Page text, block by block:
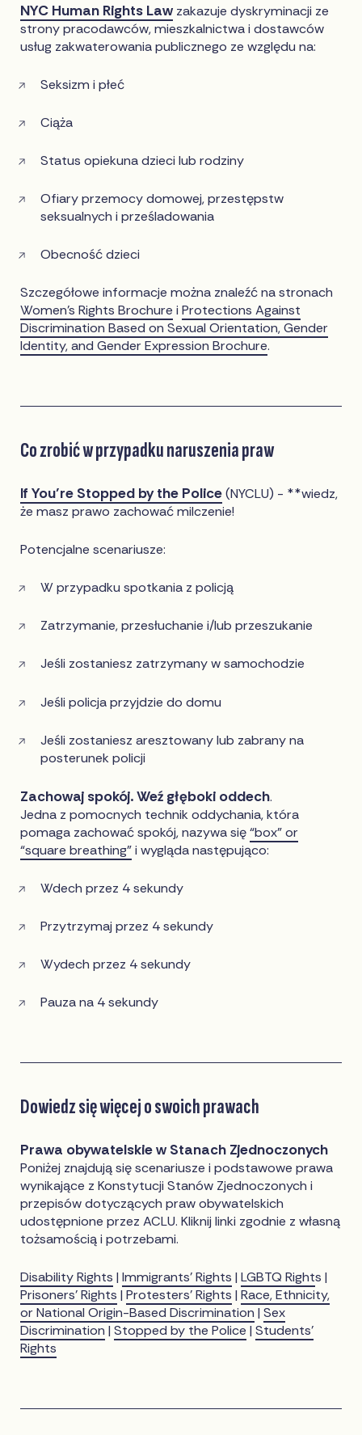
NYC Human Rights Law zakazuje dyskryminacji ze
strony pracodawców, mieszkalnictwa i dostawców
usług zakwaterowania publicznego ze względu na:
Seksizm i płeć
Ciąża
Status opiekuna dzieci lub rodziny
Ofiary przemocy domowej, przestępstw
seksualnych i prześladowania
Obecność dzieci
Szczegółowe informacje można znaleźć na stronach
Women’s Rights Brochure iProtections Against
Discrimination Based on Sexual Orientation, Gender
Identity, and Gender Expression Brochure.
Co zrobić w przypadku naruszenia praw
If You’re Stopped by the Police(NYCLU) - **wiedz,
że masz prawo zachować milczenie!
Potencjalne scenariusze:
W przypadku spotkania z policją
Zatrzymanie, przesłuchanie i/lub przeszukanie
Jeśli zostaniesz zatrzymany w samochodzie
Jeśli policja przyjdzie do domu
Jeśli zostaniesz aresztowany lub zabrany na
posterunek policji
Zachowaj spokój. Weź głęboki oddech.
Jedna z pomocnych technik oddychania, która
pomaga zachować spokój, nazywa się“box” or
“square breathing”i wygląda następująco:
Wdech przez 4 sekundy
Przytrzymaj przez 4 sekundy
Wydech przez 4 sekundy
Pauza na 4 sekundy
Dowiedz się więcej o swoich prawach
Prawa obywatelskie w Stanach Zjednoczonych
Poniżej znajdują się scenariusze i podstawowe prawa
wynikające z Konstytucji Stanów Zjednoczonych i
przepisów dotyczących praw obywatelskich
udostępnione przez ACLU. Kliknij linki zgodnie z własną
tożsamością i potrzebami.
Disability Rights |Immigrants’ Rights |LGBTQ Rights |
Prisoners’ Rights |Protesters’ Rights |Race, Ethnicity,
or National Origin-Based Discrimination |Sex
Discrimination |Stopped by the Police |Students’
Rights